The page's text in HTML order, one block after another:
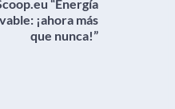
“Energía
¡ahora más
que nunca!”